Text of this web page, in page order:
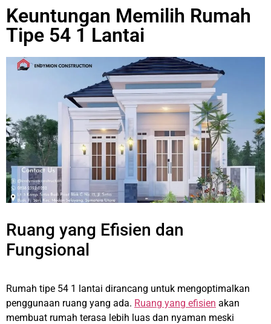
Keuntungan Memilih Rumah
Tipe 54 1 Lantai
Ruang yang Efisien dan
Fungsional
Rumah tipe 54 1 lantai dirancang untuk mengoptimalkan
penggunaan ruang yang ada. Ruang yang efisien akan
membuat rumah terasa lebih luas dan nyaman meski